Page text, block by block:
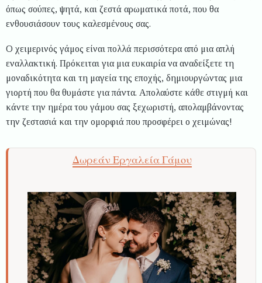
όπως σούπες, ψητά, και ζεστά αρωματικά ποτά, που θα
ενθουσιάσουν τους καλεσμένους σας.
Ο χειμερινός γάμος είναι πολλά περισσότερα από μια απλή
εναλλακτική. Πρόκειται για μια ευκαιρία να αναδείξετε τη
μοναδικότητα και τη μαγεία της εποχής, δημιουργώντας μια
γιορτή που θα θυμάστε για πάντα. Απολαύστε κάθε στιγμή και
κάντε την ημέρα του γάμου σας ξεχωριστή, απολαμβάνοντας
την ζεστασιά και την ομορφιά που προσφέρει ο χειμώνας!
Δωρεάν Εργαλεία Γάμου